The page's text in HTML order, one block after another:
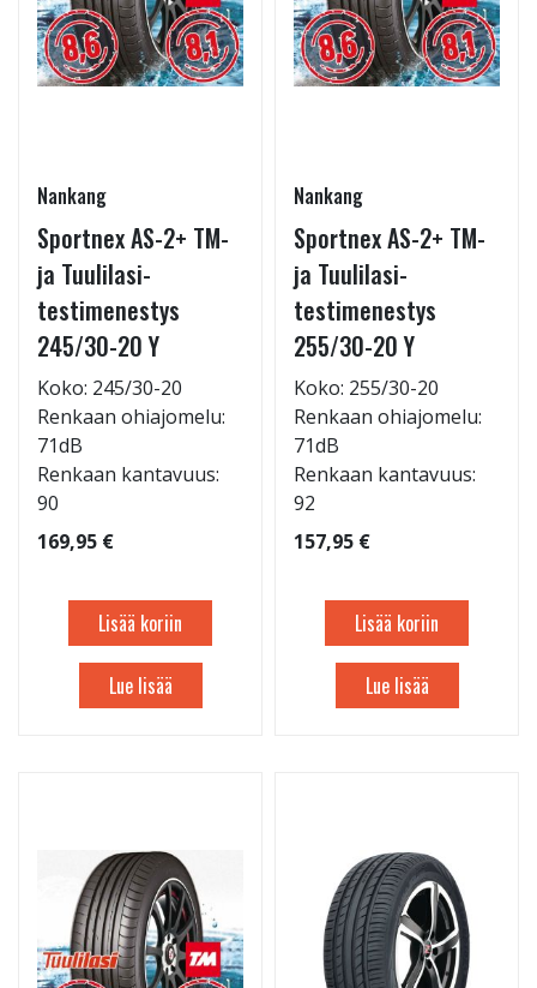
Nankang
Sportnex AS-2+ TM-
ja Tuulilasi-
testimenestys
245/30-20 Y
Koko: 245/30-20
Renkaan ohiajomelu:
71dB
Renkaan kantavuus:
90
169,95 €
Lisää koriin
Lue lisää
Nankang
Sportnex AS-2+ TM-
ja Tuulilasi-
testimenestys
255/30-20 Y
Koko: 255/30-20
Renkaan ohiajomelu:
71dB
Renkaan kantavuus:
92
157,95 €
Lisää koriin
Lue lisää